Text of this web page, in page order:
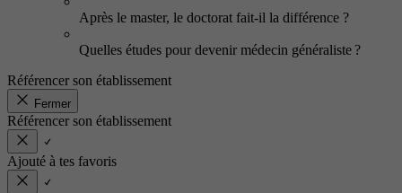
Après le master, le doctorat fait-il la différence ?
Quelles études pour devenir médecin généraliste ?
Référencer son établissement
Fermer
Référencer son établissement
Ajouté à tes favoris